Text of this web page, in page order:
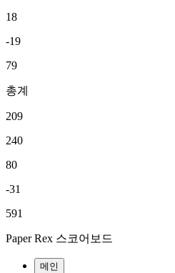
18
-19
79
총계
209
240
80
-31
591
Paper Rex 스코어보드
메인